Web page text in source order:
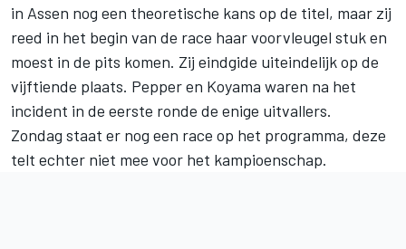
in Assen nog een theoretische kans op de titel, maar zij
reed in het begin van de race haar voorvleugel stuk en
moest in de pits komen. Zij eindgide uiteindelijk op de
vijftiende plaats. Pepper en Koyama waren na het
incident in de eerste ronde de enige uitvallers.
Zondag staat er nog een race op het programma, deze
telt echter niet mee voor het kampioenschap.